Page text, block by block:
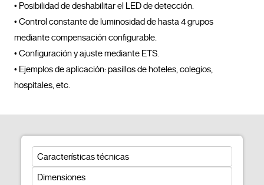
• Posibilidad de deshabilitar el LED de detección.
• Control constante de luminosidad de hasta 4 grupos
mediante compensación configurable.
• Configuración y ajuste mediante ETS.
• Ejemplos de aplicación: pasillos de hoteles, colegios,
Características técnicas
Dimensiones